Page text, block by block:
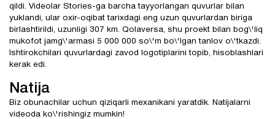
qildi. Videolar Stories-ga barcha tayyorlangan quvurlar bilan
yuklandi, ular oxir-oqibat tarixdagi eng uzun quvurlardan biriga
birlashtirildi, uzunligi 307 km. Qolaversa, shu proekt bilan bog\'liq
mukofot jamg\'armasi 5 000 000 so\'m bo\'lgan tanlov o\'tkazdi.
Ishtirokchilari quvurlardagi zavod logotiplarini topib, hisoblashlari
kerak edi.
Natija
Biz obunachilar uchun qiziqarli mexanikani yaratdik. Natijalarni
videoda ko\'rishingiz mumkin!